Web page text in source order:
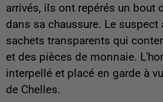
arrivés, ils ont repérés un bout
dans sa chaussure. Le suspect
sachets transparents qui
et des pièces de monnaie.
interpellé et placé en garde à
de Chelles.